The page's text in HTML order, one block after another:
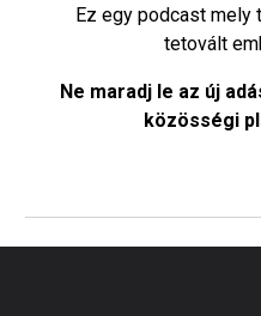
Ez egy podcast mely
tetovált
Ne maradj le az új
közösségi